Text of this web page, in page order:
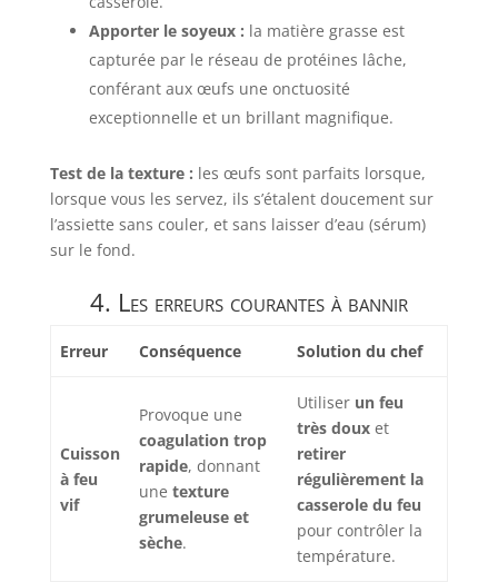
Apporter le soyeux : la matière grasse est
capturée par le réseau de protéines lâche,
conférant aux œufs une onctuosité
exceptionnelle et un brillant magnifique.
Test de la texture : les œufs sont parfaits lorsque,
lorsque vous les servez, ils s’étalent doucement sur
l’assiette sans couler, et sans laisser d’eau (sérum)
sur le fond.
4. Les erreurs courantes à bannir
Erreur Conséquence Solution du chef
Cuisson
à feu
vif
Provoque une
coagulation trop
rapide, donnant
une texture
grumeleuse et
sèche.
Utiliser un feu
très doux et
retirer
régulièrement la
casserole du feu
pour contrôler la
température.